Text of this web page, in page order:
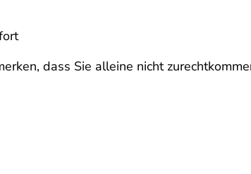
dass Sie alleine nicht